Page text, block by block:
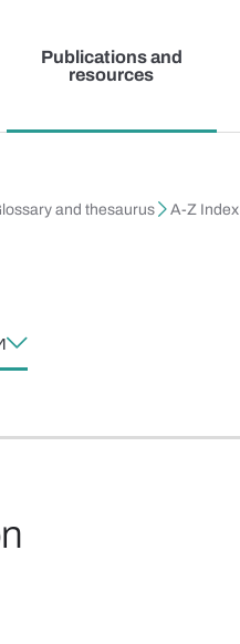
Publications and
resources
and thesaurus A-Z Index